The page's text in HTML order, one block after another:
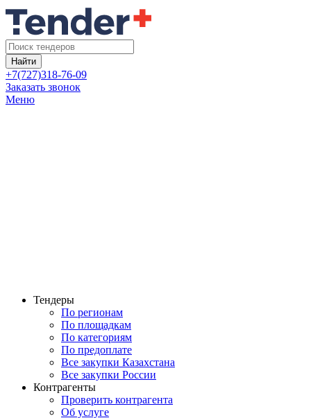
Найти
+7(727)318-76-09
Заказать звонок
Меню
Тендеры
По регионам
По площадкам
По категориям
По предоплате
Все закупки Казахстана
Все закупки России
Контрагенты
Проверить контрагента
Об услуге